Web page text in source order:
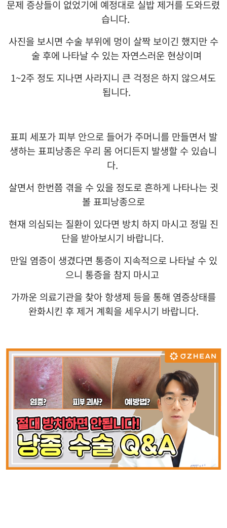
문제 증상들이 없었기에 예정대로 실밥 제거를 도와드렸
습니다.
사진을 보시면 수술 부위에 멍이 살짝 보이긴 했지만 수
술 후에 나타날 수 있는 자연스러운 현상이며
1~2주 정도 지나면 사라지니 큰 걱정은 하지 않으셔도
됩니다.
표피 세포가 피부 안으로 들어가 주머니를 만들면서 발
생하는 표피낭종은 우리 몸 어디든지 발생할 수 있습니
다.
살면서 한번쯤 겪을 수 있을 정도로 흔하게 나타나는 귓
볼 표피낭종으로
현재 의심되는 질환이 있다면 방치 하지 마시고 정밀 진
단을 받아보시기 바랍니다.
만일 염증이 생겼다면 통증이 지속적으로 나타날 수 있
으니 통증을 참지 마시고
가까운 의료기관을 찾아 항생제 등을 통해 염증상태를
완화시킨 후 제거 계획을 세우시기 바랍니다.